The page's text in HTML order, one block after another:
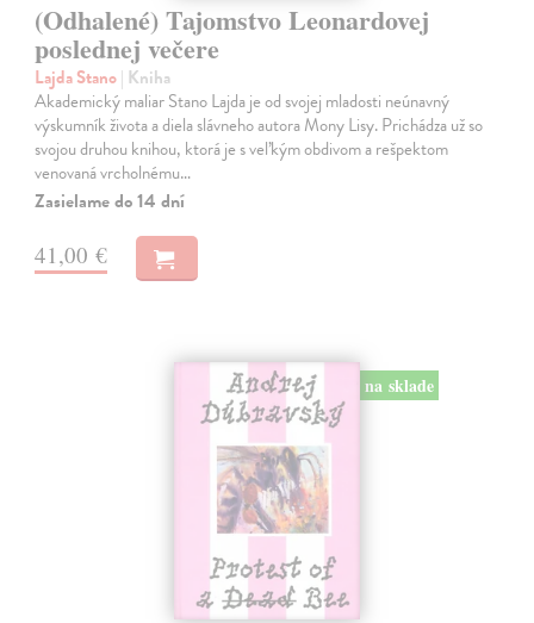
(Odhalené) Tajomstvo Leonardovej
poslednej večere
Lajda Stano| Kniha
Akademický maliar Stano Lajda je od svojej mladosti neúnavný
výskumník života a diela slávneho autora Mony Lisy. Prichádza už so
svojou druhou knihou, ktorá je s veľkým obdivom a rešpektom
venovaná vrcholnému…
Zasielame do 14 dní
41,00 €
na sklade